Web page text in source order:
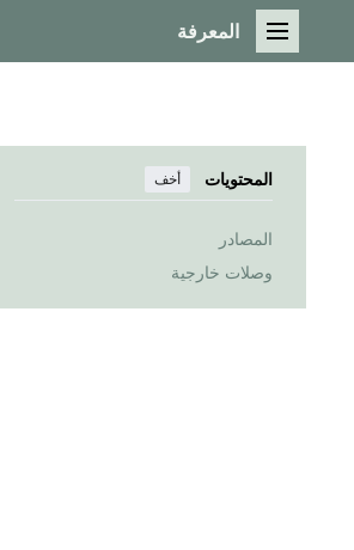
القائمة الرئيسية
المعرفة
المحتويات أخف
المصادر
وصلات خارجية